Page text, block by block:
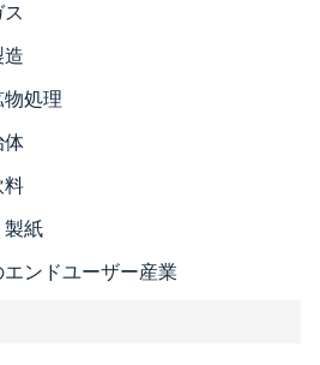
造
物処理
体
料
製紙
エンドユーザー産業